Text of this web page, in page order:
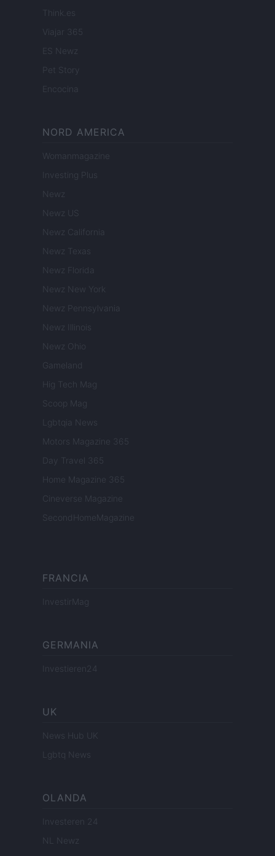
Think.es
Viajar 365
ES Newz
Pet Story
Encocina
NORD AMERICA
Womanmagazine
Investing Plus
Newz
Newz US
Newz California
Newz Texas
Newz Florida
Newz New York
Newz Pennsylvania
Newz Illinois
Newz Ohio
Gameland
Hig Tech Mag
Scoop Mag
Lgbtqia News
Motors Magazine 365
Day Travel 365
Home Magazine 365
Cineverse Magazine
SecondHomeMagazine
FRANCIA
InvestirMag
GERMANIA
Investieren24
UK
News Hub UK
Lgbtq News
OLANDA
Investeren 24
NL Newz